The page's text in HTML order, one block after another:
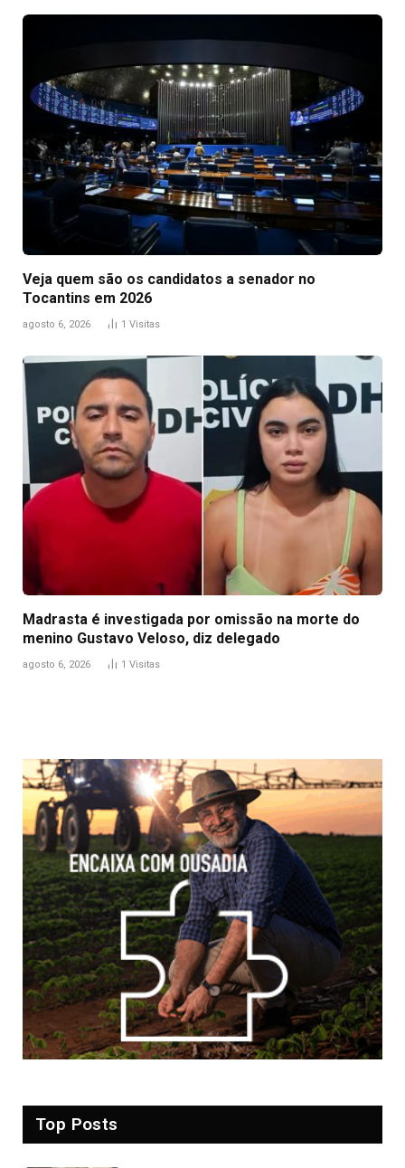
Veja quem são os candidatos a senador no
Tocantins em 2026
agosto 6, 2026 1 Visitas
Madrasta é investigada por omissão na morte do
menino Gustavo Veloso, diz delegado
agosto 6, 2026 1 Visitas
Top Posts